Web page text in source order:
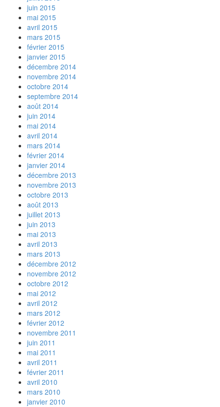
juin 2015
mai 2015
avril 2015
mars 2015
février 2015
janvier 2015
décembre 2014
novembre 2014
octobre 2014
septembre 2014
août 2014
juin 2014
mai 2014
avril 2014
mars 2014
février 2014
janvier 2014
décembre 2013
novembre 2013
octobre 2013
août 2013
juillet 2013
juin 2013
mai 2013
avril 2013
mars 2013
décembre 2012
novembre 2012
octobre 2012
mai 2012
avril 2012
mars 2012
février 2012
novembre 2011
juin 2011
mai 2011
avril 2011
février 2011
avril 2010
mars 2010
janvier 2010